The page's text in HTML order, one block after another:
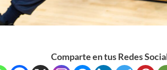
Comparte en tus Redes